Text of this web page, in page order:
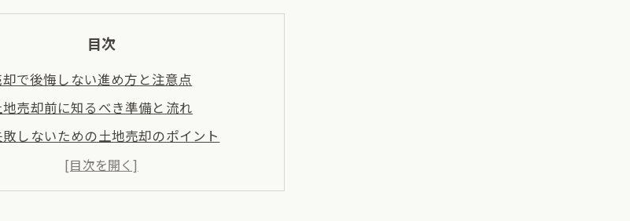
目次
で後悔しない進め方と注意点
地売却前に知るべき準備と流れ
敗しないための土地売却のポイント
土地売却におけるトラブル回避策とは
売却で後悔しないための注意点